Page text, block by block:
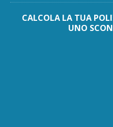
CALCOLA LA TUA
UNO